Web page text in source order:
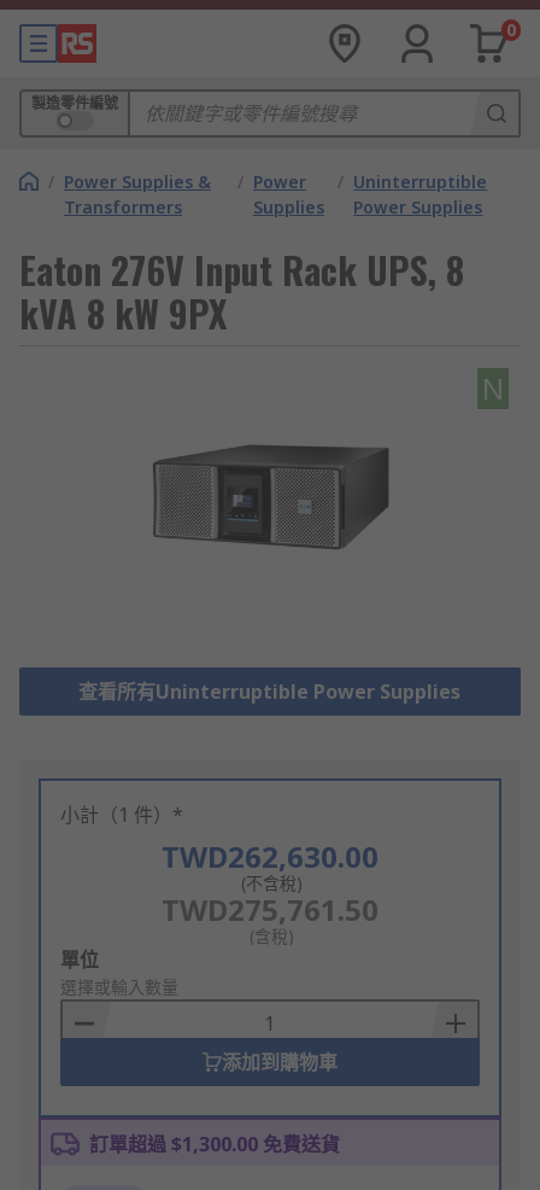
0
製造零件編號
/ Power Supplies &
Transformers
/ Power
Supplies
/ Uninterruptible
Power Supplies
Eaton 276V Input Rack UPS, 8
kVA 8 kW 9PX
N
查看所有Uninterruptible Power Supplies
小計（1 件）*
TWD262,630.00
(不含稅)
TWD275,761.50
(含稅)
Add
to
Basket
單位
選擇或輸入數量
添加到購物車
訂單超過 $1,300.00 免費送貨